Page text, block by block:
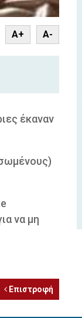
PrintA+ A-
έκαναν
να μη
Επιστροφή